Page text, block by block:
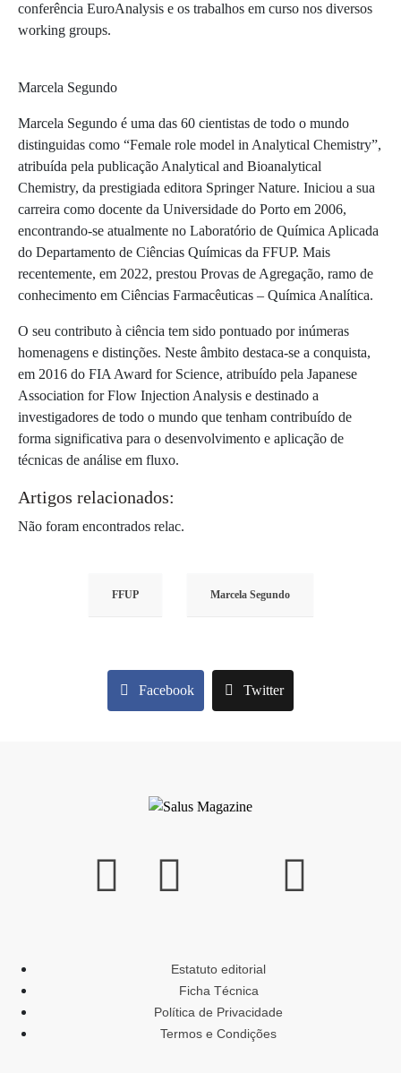
conferência EuroAnalysis e os trabalhos em curso nos diversos
working groups.
Marcela Segundo
Marcela Segundo é uma das 60 cientistas de todo o mundo
distinguidas como “Female role model in Analytical Chemistry”,
atribuída pela publicação Analytical and Bioanalytical
Chemistry, da prestigiada editora Springer Nature. Iniciou a sua
carreira como docente da Universidade do Porto em 2006,
encontrando-se atualmente no Laboratório de Química Aplicada
do Departamento de Ciências Químicas da FFUP. Mais
recentemente, em 2022, prestou Provas de Agregação, ramo de
conhecimento em Ciências Farmacêuticas – Química Analítica.
O seu contributo à ciência tem sido pontuado por inúmeras
homenagens e distinções. Neste âmbito destaca-se a conquista,
em 2016 do FIA Award for Science, atribuído pela Japanese
Association for Flow Injection Analysis e destinado a
investigadores de todo o mundo que tenham contribuído de
forma significativa para o desenvolvimento e aplicação de
técnicas de análise em fluxo.
Artigos relacionados:
Não foram encontrados relac.
FFUP Marcela Segundo
Facebook Twitter
Estatuto editorial
Ficha Técnica
Política de Privacidade
Termos e Condições